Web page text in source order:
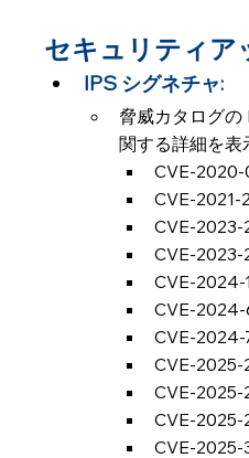
セキュリティア
IPS シグネチャ:
脅威カタログの
関する詳細を表
CVE-2020-
CVE-2021-
CVE-2023-
CVE-2023-
CVE-2024-
CVE-2024-
CVE-2024-
CVE-2025-
CVE-2025-
CVE-2025-
CVE-2025-